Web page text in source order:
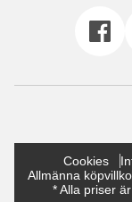
Cookies
Allmänna
* Alla priser